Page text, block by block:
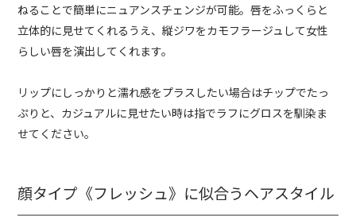
ねることで簡単にニュアンスチェンジが可能。唇をふっくらと
立体的に見せてくれるうえ、縦ジワをカモフラージュして女性
らしい唇を演出してくれます。
リップにしっかりと濡れ感をプラスしたい場合はチップでたっ
ぷりと、カジュアルに見せたい時は指でラフにグロスを馴染ま
せてください。
顔タイプ《フレッシュ》に似合うヘアスタイル